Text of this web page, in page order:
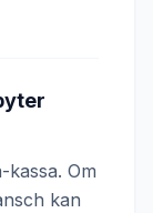
Om
kan